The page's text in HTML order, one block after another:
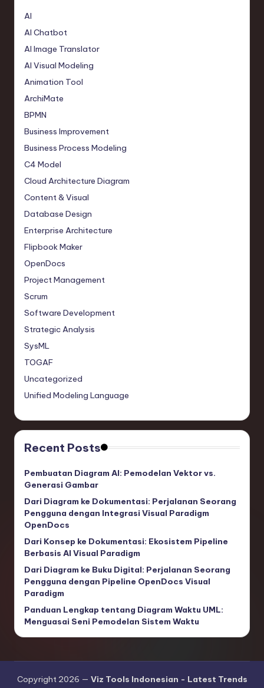
AI
AI Chatbot
AI Image Translator
AI Visual Modeling
Animation Tool
ArchiMate
BPMN
Business Improvement
Business Process Modeling
C4 Model
Cloud Architecture Diagram
Content & Visual
Database Design
Enterprise Architecture
Flipbook Maker
OpenDocs
Project Management
Scrum
Software Development
Strategic Analysis
SysML
TOGAF
Uncategorized
Unified Modeling Language
Recent Posts
Pembuatan Diagram AI: Pemodelan Vektor vs.
Generasi Gambar
Dari Diagram ke Dokumentasi: Perjalanan Seorang
Pengguna dengan Integrasi Visual Paradigm
OpenDocs
Dari Konsep ke Dokumentasi: Ekosistem Pipeline
Berbasis AI Visual Paradigm
Dari Diagram ke Buku Digital: Perjalanan Seorang
Pengguna dengan Pipeline OpenDocs Visual
Paradigm
Panduan Lengkap tentang Diagram Waktu UML:
Menguasai Seni Pemodelan Sistem Waktu
Copyright 2026 — Viz Tools Indonesian - Latest Trends